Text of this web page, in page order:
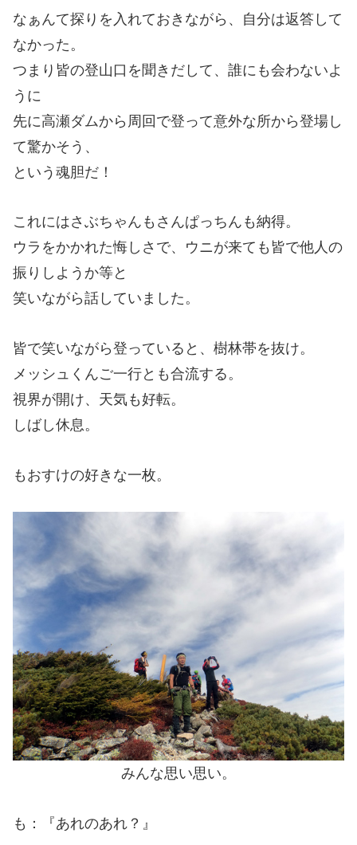
なぁんて探りを入れておきながら、自分は返答して
なかった。
つまり皆の登山口を聞きだして、誰にも会わないよ
うに
先に高瀬ダムから周回で登って意外な所から登場し
て驚かそう、
という魂胆だ！
これにはさぶちゃんもさんぱっちんも納得。
ウラをかかれた悔しさで、ウニが来ても皆で他人の
振りしようか等と
笑いながら話していました。
皆で笑いながら登っていると、樹林帯を抜け。
メッシュくんご一行とも合流する。
視界が開け、天気も好転。
しばし休息。
もおすけの好きな一枚。
みんな思い思い。
も：『あれのあれ？』